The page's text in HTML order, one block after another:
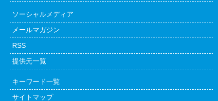
ソーシャルメディア
メールマガジン
RSS
提供元一覧
キーワード一覧
サイトマップ